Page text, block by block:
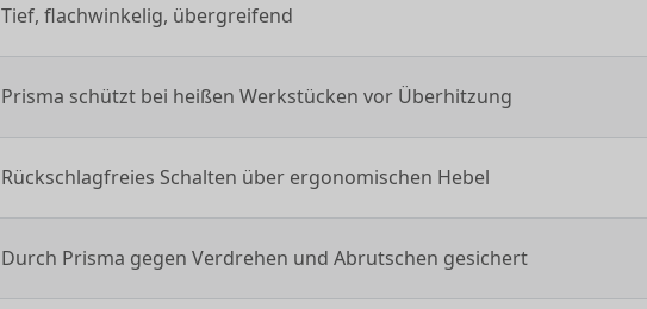
Tief, flachwinkelig, übergreifend
Prisma schützt bei heißen Werkstücken vor Überhitzung
Rückschlagfreies Schalten über ergonomischen Hebel
Durch Prisma gegen Verdrehen und Abrutschen gesichert